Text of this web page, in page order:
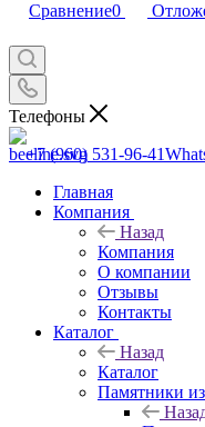
Сравнение0
Телефоны
+7 (960) 531-96-41
Главная
Компания
Назад
Компания
О компании
Отзывы
Контакты
Каталог
Назад
Каталог
Памятники